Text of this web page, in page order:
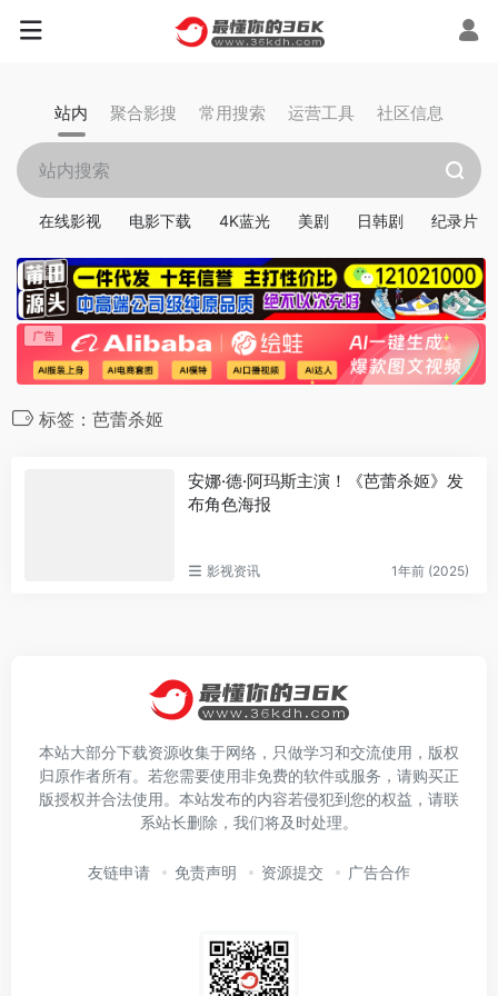
站内 聚合影搜 常用搜索 运营工具 社区信息
在线影视 电影下载 4K蓝光 美剧 日韩剧 纪录片
标签：芭蕾杀姬
安娜·德·阿玛斯主演！《芭蕾杀姬》发
布角色海报
影视资讯 1年前 (2025)
本站大部分下载资源收集于网络，只做学习和交流使用，版权
归原作者所有。若您需要使用非免费的软件或服务，请购买正
版授权并合法使用。本站发布的内容若侵犯到您的权益，请联
系站长删除，我们将及时处理。
友链申请 免责声明 资源提交 广告合作